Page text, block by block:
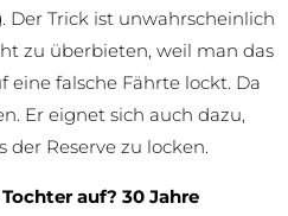
Trick ist unwahrscheinlich
zu überbieten, weil man das
falsche Fährte lockt. Da
Er eignet sich auch dazu,
Reserve zu locken.
auf? 30 Jahre